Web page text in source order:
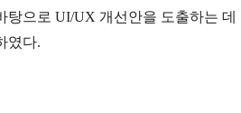
탕으로 UI/UX 개선안을 도출하는
였다.